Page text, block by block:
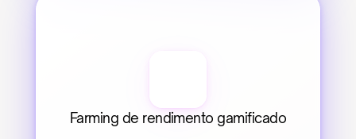
Farming de rendimento gamificado